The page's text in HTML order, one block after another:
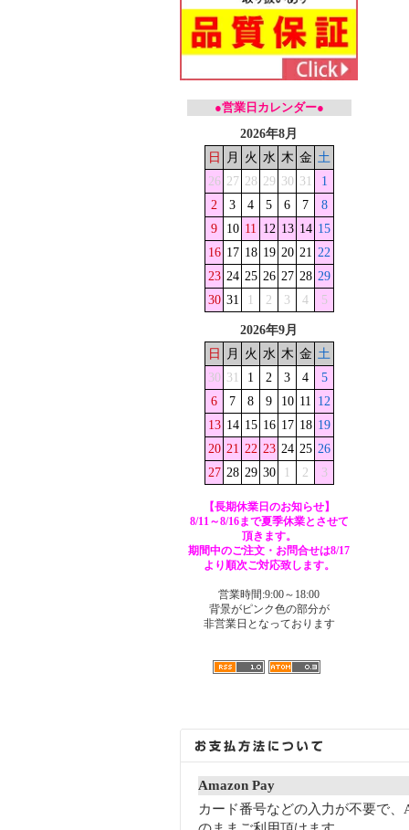
●営業日カレンダー●
2026年8月
日
月 火 水 木 金 土
26 27 28 29 30 31
1
2
3 4 5 6 7
8
9
10 11 12 13 14 15
16 17 18 19 20 21 22
23 24 25 26 27 28 29
30 31 1 2 3 4 5
2026年9月
日
月 火 水 木 金 土
30 31 1 2 3 4
5
6
7 8 9 10 11 12
13 14 15 16 17 18 19
20 21 22 23 24 25 26
27 28 29 30 1 2 3
【長期休業日のお知らせ】
8/11～8/16まで夏季休業とさせて
頂きます。
期間中のご注文・お問合せは8/17
より順次ご対応致します。
営業時間:9:00～18:00
背景がピンク色の部分が
非営業日となっております
Amazon Pay
カード番号などの入力が不要で